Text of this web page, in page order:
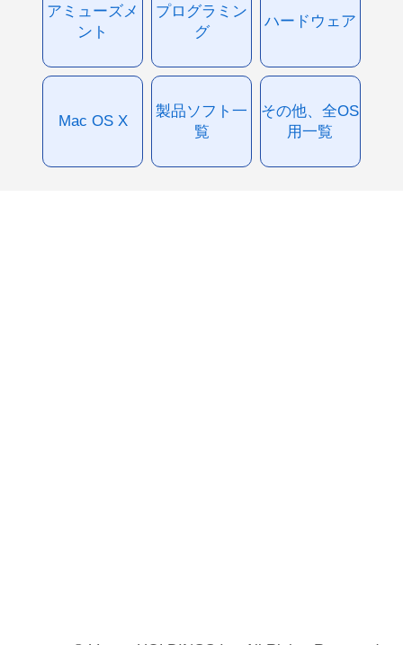
アミューズメ
ント
プログラミン
グ
ハードウェア
Mac OS X
製品ソフト一
覧
その他、全OS
用一覧